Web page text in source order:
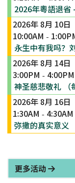
2026年粵語退省
2026年 8月 10日
10:00AM -
永生中有我吗？
2026年 8月 14日
3:00PM - 4:00PM
神圣慈悲敬礼 （
2026年 8月 16日
1:30AM - 4:30AM
弥撒的真实意义
更多活动